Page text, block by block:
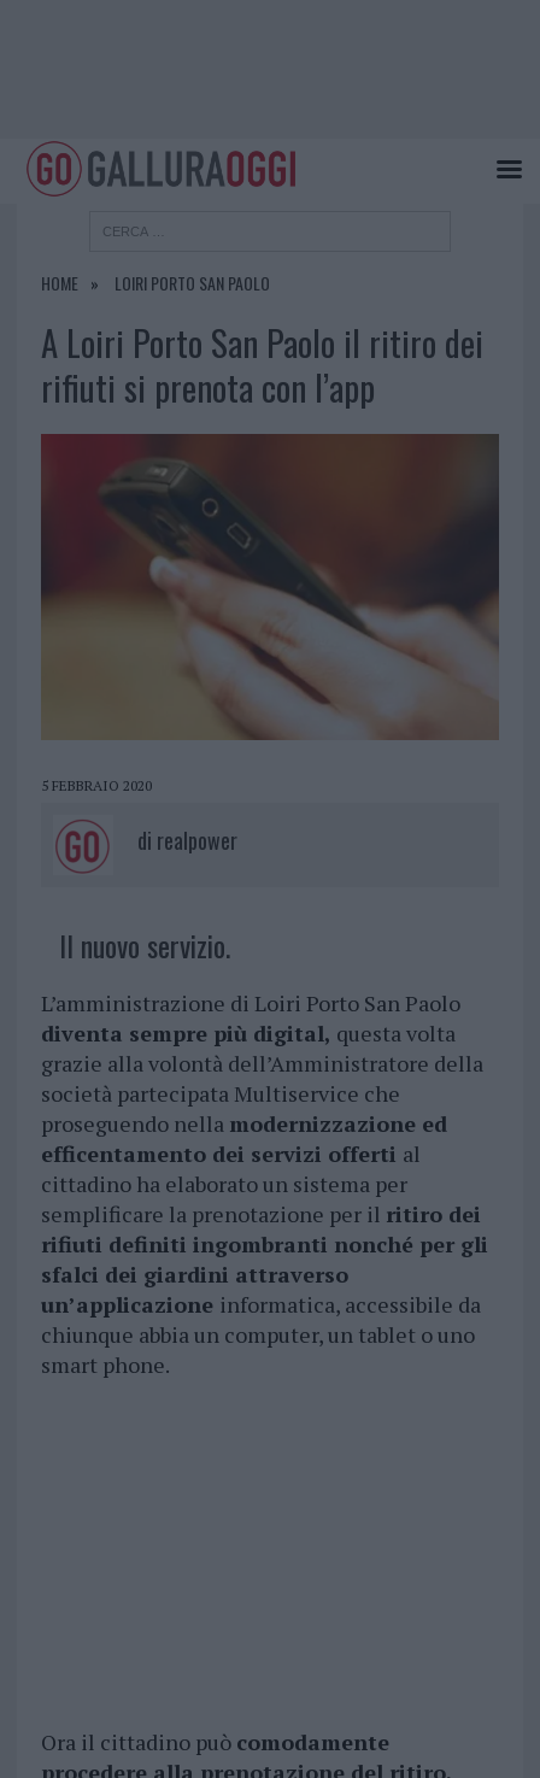
HOME LOIRI PORTO SAN PAOLO
A Loiri Porto San Paolo il ritiro dei
rifiuti si prenota con l’app
5 FEBBRAIO 2020
di realpower
Il nuovo servizio.
L’amministrazione di Loiri Porto San Paolo
diventa sempre più digital, questa volta
grazie alla volontà dell’Amministratore della
società partecipata Multiservice che
proseguendo nella modernizzazione ed
efficentamento dei servizi offerti al
cittadino ha elaborato un sistema per
semplificare la prenotazione per il ritiro dei
rifiuti definiti ingombranti nonché per gli
sfalci dei giardini attraverso
un’applicazione informatica, accessibile da
chiunque abbia un computer, un tablet o uno
smart phone.
Ora il cittadino può comodamente
procedere alla prenotazione del ritiro,